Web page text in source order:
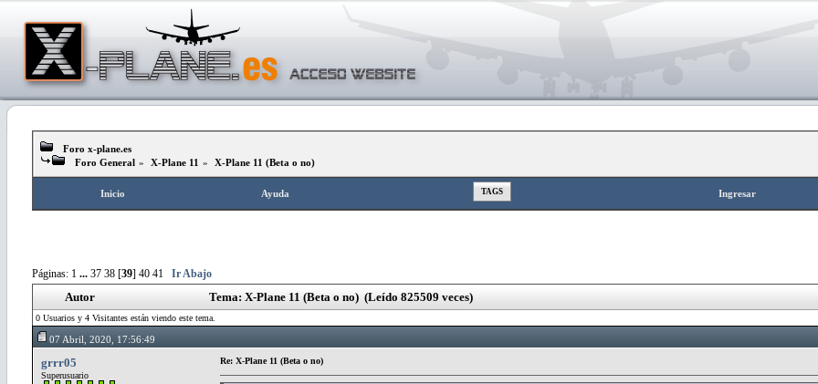
Foro x-plane.es
Foro General » X-Plane 11 » X-Plane 11 (Beta o no)
Inicio Ayuda TAGS Ingresar
Páginas: 1 ... 37 38 [39] 40 41 Ir Abajo
Autor Tema: X-Plane 11 (Beta o no) (Leído 825509 veces)
0 Usuarios y 4 Visitantes están viendo este tema.
07 Abril, 2020, 17:56:49
grrr05
Superusuario
Re: X-Plane 11 (Beta o no)